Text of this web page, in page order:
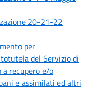
20-21-22
per
del Servizio di
recupero e/o
e assimilati ed altri